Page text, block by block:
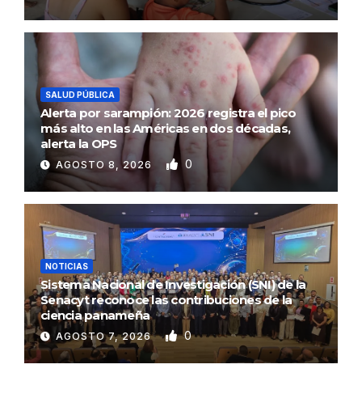
SALUD PÚBLICA
Alerta por sarampión: 2026 registra el pico
más alto en las Américas en dos décadas,
alerta la OPS
AGOSTO 8, 2026 0
NOTICIAS
Sistema Nacional de Investigación (SNI) de la
Senacyt reconoce las contribuciones de la
ciencia panameña
AGOSTO 7, 2026 0